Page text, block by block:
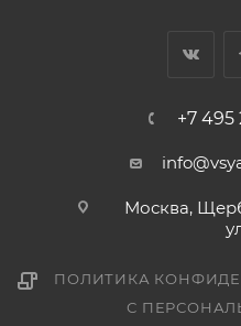
+7
Москва,
ПОЛИТИКА
С